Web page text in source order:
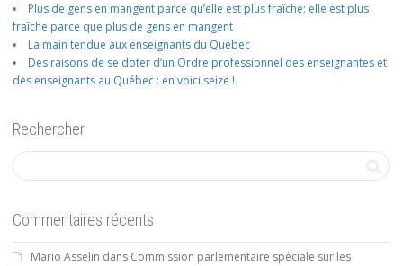
Plus de gens en mangent parce qu’elle est plus fraîche; elle est plus
fraîche parce que plus de gens en mangent
La main tendue aux enseignants du Québec
Des raisons de se doter d’un Ordre professionnel des enseignantes et
des enseignants au Québec : en voici seize !
Rechercher
Commentaires récents
Mario Asselin dans Commission parlementaire spéciale sur les